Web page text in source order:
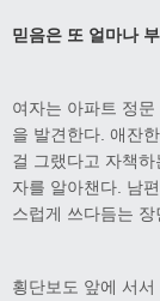
믿음은 또 얼마나
여자는 아파트 정
을 발견한다. 애잔
걸 그랬다고 자책
자를 알아챈다. 남
스럽게 쓰다듬는
횡단보도 앞에 서